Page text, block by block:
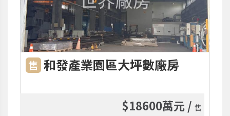
售 和發產業園區大坪數廠房
$18600萬元 / 售